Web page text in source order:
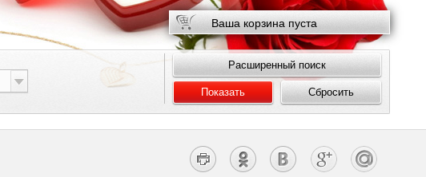
Ваша корзина пуста
Расширенный поиск
Показать Сбросить